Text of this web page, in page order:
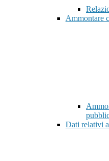
Ammontare
Dati relativi